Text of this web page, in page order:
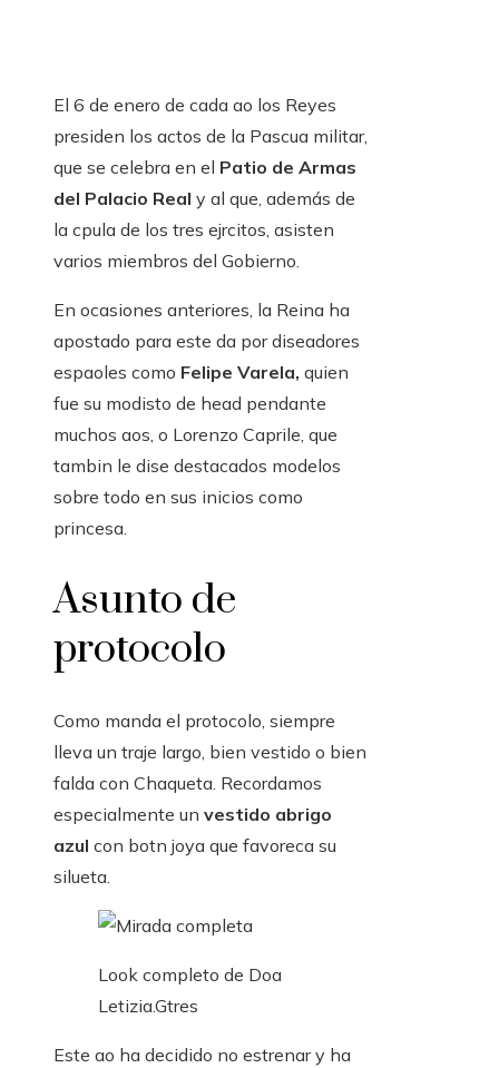
El 6 de enero de cada ao los Reyes
presiden los actos de la Pascua militar,
que se celebra en el Patio de Armas
del Palacio Real y al que, además de
la cpula de los tres ejrcitos, asisten
varios miembros del Gobierno.
En ocasiones anteriores, la Reina ha
apostado para este da por diseadores
espaoles como Felipe Varela, quien
fue su modisto de head pendante
muchos aos, o Lorenzo Caprile, que
tambin le dise destacados modelos
sobre todo en sus inicios como
princesa.
Asunto de
protocolo
Como manda el protocolo, siempre
lleva un traje largo, bien vestido o bien
falda con Chaqueta. Recordamos
especialmente un vestido abrigo
azul con botn joya que favoreca su
silueta.
Look completo de Doa
Letizia.Gtres
Este ao ha decidido no estrenar y ha